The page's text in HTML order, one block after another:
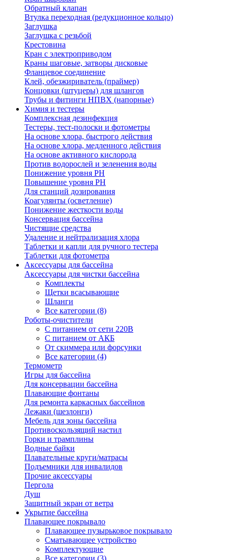
Обратный клапан
Втулка переходная (редукционное кольцо)
Заглушка
Заглушка с резьбой
Крестовина
Кран с электроприводом
Краны шаговые, затворы дисковые
Фланцевое соединение
Клей, обезжириватель (праймер)
Концовки (штуцеры) для шлангов
Трубы и фитинги НПВХ (напорные)
Химия и тестеры
Комплексная дезинфекция
Тестеры, тест-полоски и фотометры
На основе хлора, быстрого действия
На основе хлора, медленного действия
На основе активного кислорода
Против водорослей и зеленения воды
Понижение уровня РН
Повышение уровня РН
Для станций дозирования
Коагулянты (осветление)
Понижение жесткости воды
Консервация бассейна
Чистящие средства
Удаление и нейтрализация хлора
Таблетки и капли для ручного тестера
Таблетки для фотометра
Аксессуары для бассейна
Аксессуары для чистки бассейна
Комплекты
Щетки всасывающие
Шланги
Все категории (8)
Роботы-очистители
С питанием от сети 220В
С питанием от АКБ
От скиммера или форсунки
Все категории (4)
Термометр
Игры для бассейна
Для консервации бассейна
Плавающие фонтаны
Для ремонта каркасных бассейнов
Лежаки (шезлонги)
Мебель для зоны бассейна
Противоскользящий настил
Горки и трамплины
Водные байки
Плавательные круги/матрасы
Подъемники для инвалидов
Прочие аксессуары
Пергола
Душ
Защитный экран от ветра
Укрытие бассейна
Плавающее покрывало
Плавающее пузырьковое покрывало
Сматывающее устройство
Комплектующие
Все категории (3)